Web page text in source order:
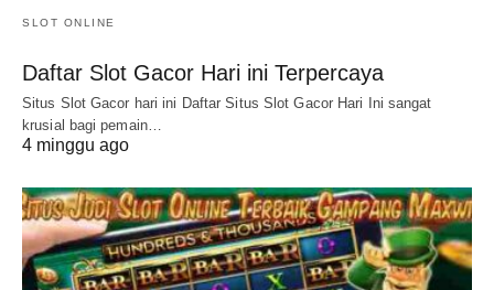
SLOT ONLINE
Daftar Slot Gacor Hari ini Terpercaya
Situs Slot Gacor hari ini Daftar Situs Slot Gacor Hari Ini sangat
krusial bagi pemain…
4 minggu ago